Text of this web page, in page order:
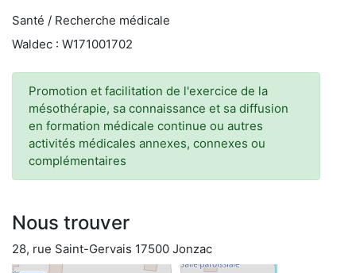
Santé / Recherche médicale
Waldec : W171001702
Promotion et facilitation de l'exercice de la
mésothérapie, sa connaissance et sa diffusion
en formation médicale continue ou autres
activités médicales annexes, connexes ou
complémentaires
Nous trouver
28, rue Saint-Gervais 17500 Jonzac